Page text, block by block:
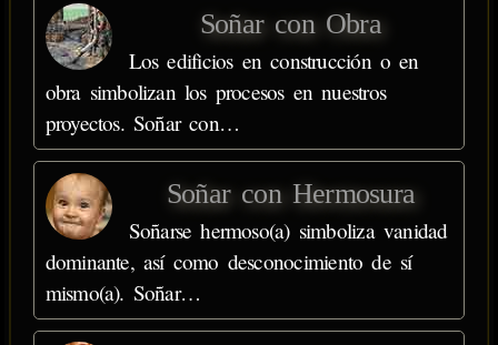
Soñar con Obra
Los edificios en construcción o en
obra simbolizan los procesos en nuestros
proyectos. Soñar con…
Soñar con Hermosura
Soñarse hermoso(a) simboliza vanidad
dominante, así como desconocimiento de sí
mismo(a). Soñar…